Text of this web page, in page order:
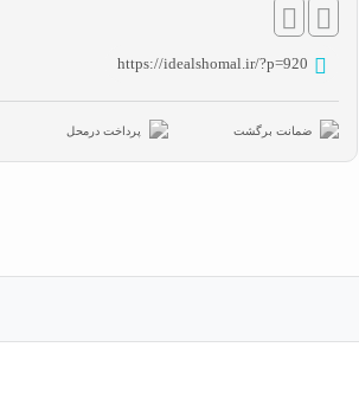
https://idealshomal.ir/?p=920
ضمانت برگشت پرداخت درمحل